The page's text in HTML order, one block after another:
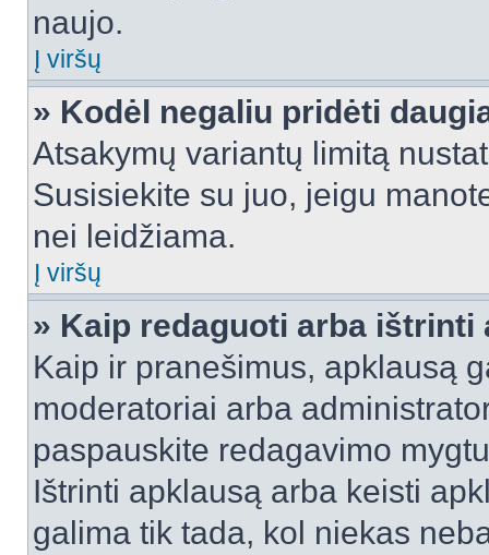
naujo.
Į viršų
» Kodėl negaliu pridėti
Atsakymų variantų limitą
Susisiekite su juo, jeigu
nei leidžiama.
Į viršų
» Kaip redaguoti arba ištrinti
Kaip ir pranešimus, apklausą
moderatoriai arba
paspauskite redagavimo
Ištrinti apklausą arba keisti
galima tik tada, kol niekas